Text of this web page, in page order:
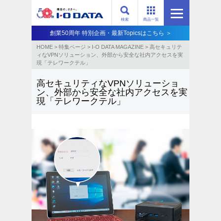
商品一覧
検索
創業50周年 特別企画・最新Topicsはこちら ＞
HOME > 特集ページ > I-O DATA MAGAZINE > 高セキュリテ
ィなVPNソリューション、外部から安全な社内アクセスを実
現「テレワークテル」
高セキュリティなVPNソリューショ
ン、外部から安全な社内アクセスを実
現「テレワークテル」